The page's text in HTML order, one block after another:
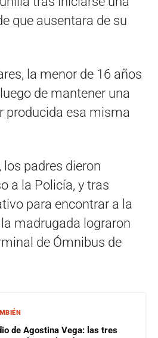
que ausentara de su
la menor de 16 años
de mantener una
producida esa misma
los padres dieron
a la Policía, y tras
para encontrar a la
madrugada lograron
de Ómnibus de
de Agostina Vega: las tres